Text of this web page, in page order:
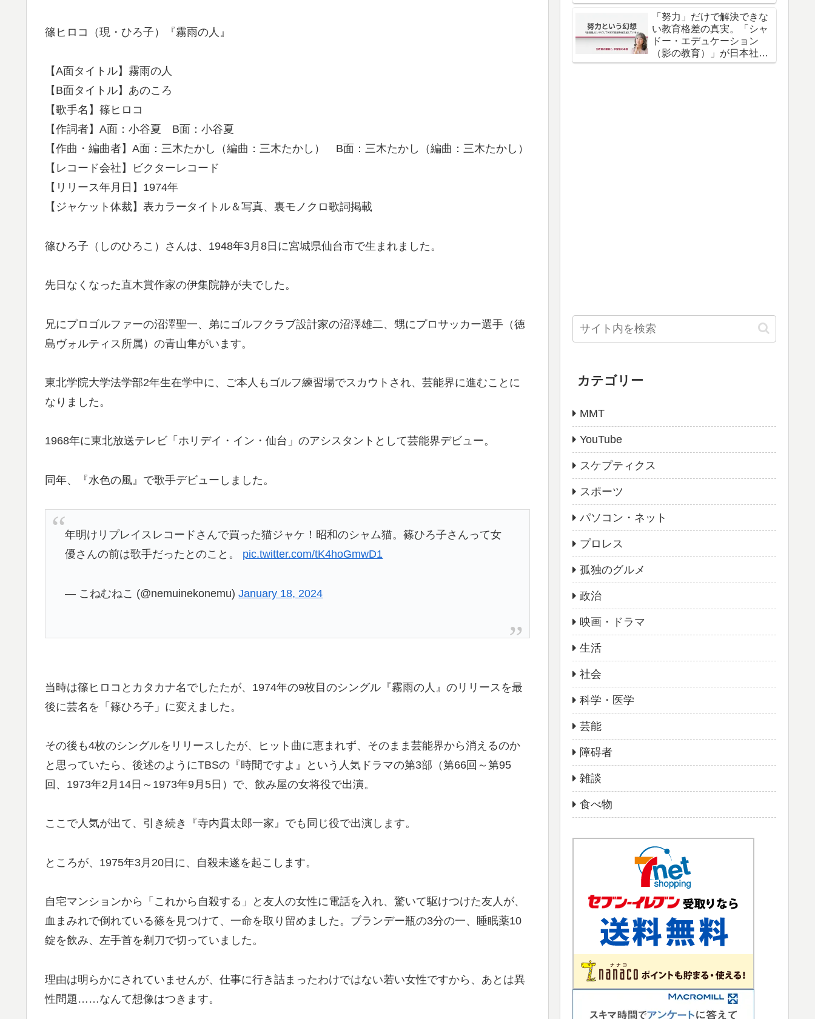
篠ヒロコ（現・ひろ子）『霧雨の人』
【A面タイトル】霧雨の人
【B面タイトル】あのころ
【歌手名】篠ヒロコ
【作詞者】A面：小谷夏 B面：小谷夏
【作曲・編曲者】A面：三木たかし（編曲：三木たかし） B面：三木たかし（編曲：三木たかし）
【レコード会社】ビクターレコード
【リリース年月日】1974年
【ジャケット体裁】表カラータイトル＆写真、裏モノクロ歌詞掲載
篠ひろ子（しのひろこ）さんは、1948年3月8日に宮城県仙台市で生まれました。
先日なくなった直木賞作家の伊集院静が夫でした。
兄にプロゴルファーの沼澤聖一、弟にゴルフクラブ設計家の沼澤雄二、甥にプロサッカー選手（徳
島ヴォルティス所属）の青山隼がいます。
東北学院大学法学部2年生在学中に、ご本人もゴルフ練習場でスカウトされ、芸能界に進むことに
なりました。
1968年に東北放送テレビ「ホリデイ・イン・仙台」のアシスタントとして芸能界デビュー。
同年、『水色の風』で歌手デビューしました。
年明けリプレイスレコードさんで買った猫ジャケ！昭和のシャム猫。篠ひろ子さんって女
優さんの前は歌手だったとのこと。 pic.twitter.com/tK4hoGmwD1
— こねむねこ (@nemuinekonemu)January 18, 2024
当時は篠ヒロコとカタカナ名でしたたが、1974年の9枚目のシングル『霧雨の人』のリリースを最
後に芸名を「篠ひろ子」に変えました。
その後も4枚のシングルをリリースしたが、ヒット曲に恵まれず、そのまま芸能界から消えるのか
と思っていたら、後述のようにTBSの『時間ですよ』という人気ドラマの第3部（第66回～第95
回、1973年2月14日～1973年9月5日）で、飲み屋の女将役で出演。
ここで人気が出て、引き続き『寺内貫太郎一家』でも同じ役で出演します。
ところが、1975年3月20日に、自殺未遂を起こします。
自宅マンションから「これから自殺する」と友人の女性に電話を入れ、驚いて駆けつけた友人が、
血まみれで倒れている篠を見つけて、一命を取り留めました。ブランデー瓶の3分の一、睡眠薬10
錠を飲み、左手首を剃刀で切っていました。
理由は明らかにされていませんが、仕事に行き詰まったわけではない若い女性ですから、あとは異
性問題……なんて想像はつきます。
信感を信頼へと変えます
「努力」だけで解決できな
い教育格差の真実。「シャ
ドー・エデュケーション
（影の教育）」が日本社会
に刻み込んだ深い溝があ
カテゴリー
MMT
YouTube
スケプティクス
スポーツ
パソコン・ネット
プロレス
孤独のグルメ
政治
映画・ドラマ
生活
社会
科学・医学
芸能
障碍者
雑談
食べ物